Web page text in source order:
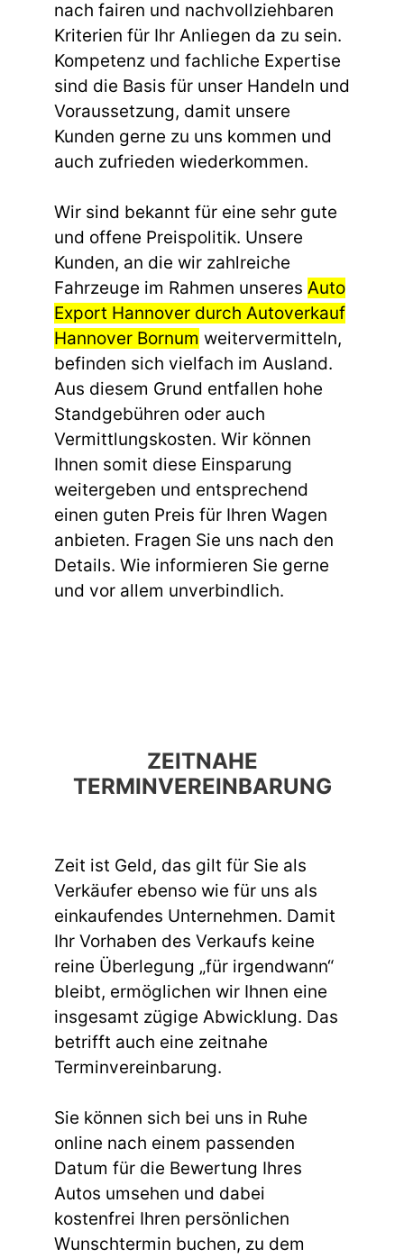
nach fairen und nachvollziehbaren
Kriterien für Ihr Anliegen da zu sein.
Kompetenz und fachliche Expertise
sind die Basis für unser Handeln und
Voraussetzung, damit unsere
Kunden gerne zu uns kommen und
auch zufrieden wiederkommen.
Wir sind bekannt für eine sehr gute
und offene Preispolitik. Unsere
Kunden, an die wir zahlreiche
Fahrzeuge im Rahmen unseres Auto
Export Hannover durch Autoverkauf
Hannover Bornum weitervermitteln,
befinden sich vielfach im Ausland.
Aus diesem Grund entfallen hohe
Standgebühren oder auch
Vermittlungskosten. Wir können
Ihnen somit diese Einsparung
weitergeben und entsprechend
einen guten Preis für Ihren Wagen
anbieten. Fragen Sie uns nach den
Details. Wie informieren Sie gerne
und vor allem unverbindlich.
ZEITNAHE
TERMINVEREINBARUNG
Zeit ist Geld, das gilt für Sie als
Verkäufer ebenso wie für uns als
einkaufendes Unternehmen. Damit
Ihr Vorhaben des Verkaufs keine
reine Überlegung „für irgendwann“
bleibt, ermöglichen wir Ihnen eine
insgesamt zügige Abwicklung. Das
betrifft auch eine zeitnahe
Terminvereinbarung.
Sie können sich bei uns in Ruhe
online nach einem passenden
Datum für die Bewertung Ihres
Autos umsehen und dabei
kostenfrei Ihren persönlichen
Wunschtermin buchen, zu dem